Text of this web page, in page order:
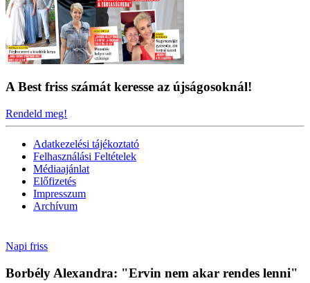
A Best friss számát keresse az újságosoknál!
Rendeld meg!
Adatkezelési tájékoztató
Felhasználási Feltételek
Médiaajánlat
Előfizetés
Impresszum
Archívum
Napi friss
Borbély Alexandra: "Ervin nem akar rendes lenni"